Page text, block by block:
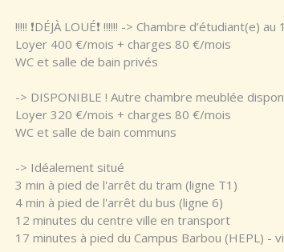
!!!!! ❗️DÉJÀ LOUÉ❗️ !!!!!! -> Chambre d’étudiant(e)
Loyer 400 €/mois + charges 80 €/mois
WC et salle de bain privés
-> DISPONIBLE ! Autre chambre meublée
Loyer 320 €/mois + charges 80 €/mois
WC et salle de bain communs
-> Idéalement situé
3 min à pied de l'arrêt du tram (ligne T1)
4 min à pied de l'arrêt du bus (ligne 6)
12 minutes du centre ville en transport
17 minutes à pied du Campus Barbou (HEPL) -